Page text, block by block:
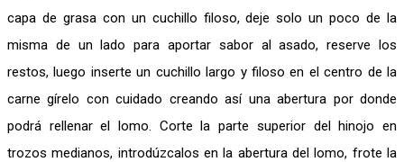
capa de grasa con un cuchillo filoso, deje solo un poco de la
misma de un lado para aportar sabor al asado, reserve los
restos, luego inserte un cuchillo largo y filoso en el centro de la
carne gírelo con cuidado creando así una abertura por donde
podrá rellenar el lomo. Corte la parte superior del hinojo en
trozos medianos, introdúzcalos en la abertura del lomo, frote la